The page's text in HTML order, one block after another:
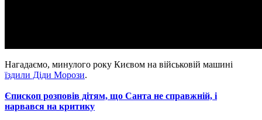
Нагадаємо, минулого року Києвом на військовій машині
їздили Діди Морози.
Єпископ розповів дітям, що Санта не справжній, і
нарвався на критику